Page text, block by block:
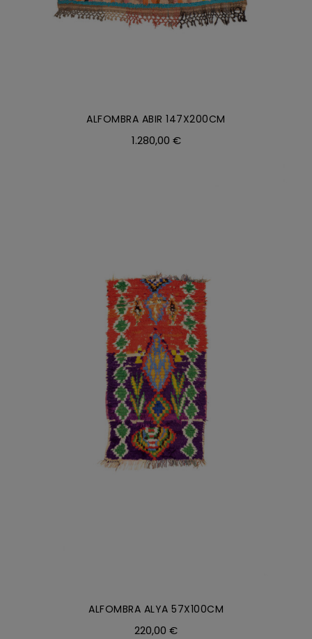
ALFOMBRA ABIR 147X200CM
1.280,00 €
AÑADIR AL CARRITO / DETALLES
ALFOMBRA ALYA 57X100CM
220,00 €